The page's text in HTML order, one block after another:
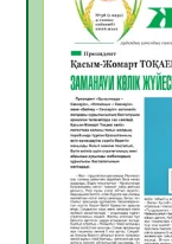
06.08.2026
Көкжөтел
06.08.2026
АПВ
06.08.2026